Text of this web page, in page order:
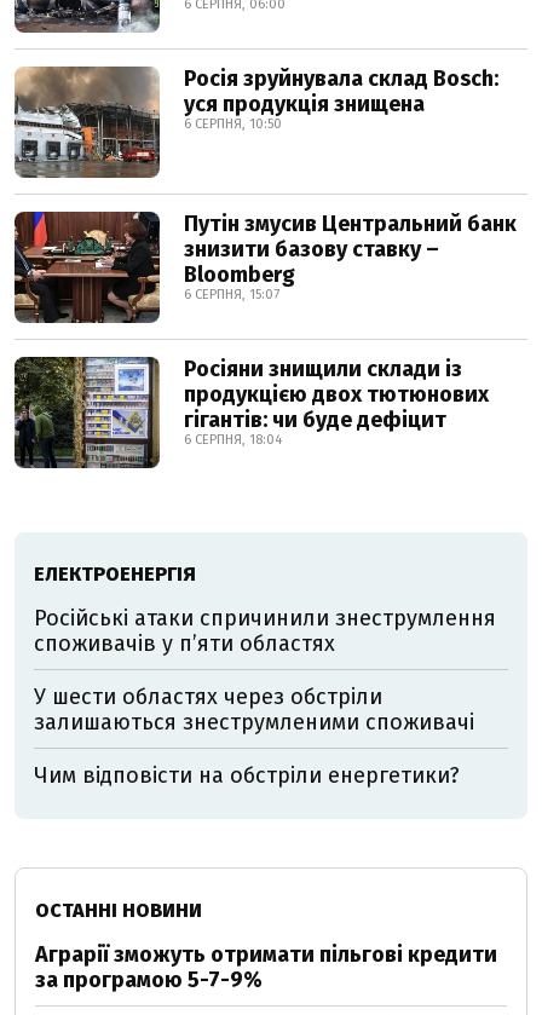
6 СЕРПНЯ, 06:00
Росія зруйнувала склад Bosch:
уся продукція знищена
6 СЕРПНЯ, 10:50
Путін змусив Центральний банк
знизити базову ставку –
Bloomberg
6 СЕРПНЯ, 15:07
Росіяни знищили склади із
продукцією двох тютюнових
гігантів: чи буде дефіцит
6 СЕРПНЯ, 18:04
ЕЛЕКТРОЕНЕРГІЯ
Російські атаки спричинили знеструмлення
споживачів у п’яти областях
У шести областях через обстріли
залишаються знеструмленими споживачі
Чим відповісти на обстріли енергетики?
ОСТАННІ НОВИНИ
Аграрії зможуть отримати пільгові кредити
за програмою 5-7-9%